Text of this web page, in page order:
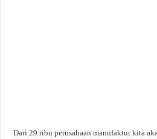
Dari 29 ribu perusahaan manufaktur kita